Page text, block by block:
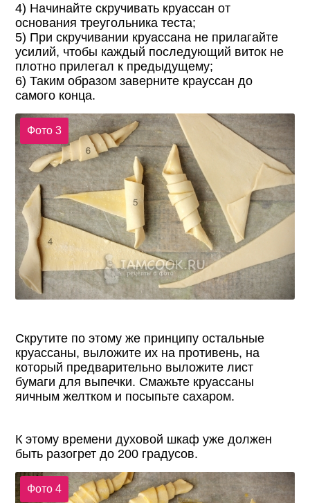
4) Начинайте скручивать круассан от
основания треугольника теста;
5) При скручивании круассана не прилагайте
усилий, чтобы каждый последующий виток не
плотно прилегал к предыдущему;
6) Таким образом заверните крауссан до
самого конца.
Фото 3
Скрутите по этому же принципу остальные
круассаны, выложите их на противень, на
который предварительно выложите лист
бумаги для выпечки. Смажьте круассаны
яичным желтком и посыпьте сахаром.
К этому времени духовой шкаф уже должен
быть разогрет до 200 градусов.
Фото 4